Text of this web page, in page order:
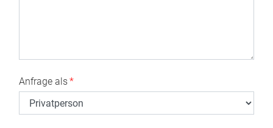
Anfrage als*